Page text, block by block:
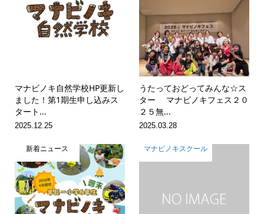
マナビノキ自然学校HP更新し
ました！第1期生申し込みス
タート...
2025.12.25
うたっておどってみんな☆ス
ター マナビノキフェス２０
２５無...
2025.03.28
新着ニュース マナビノキスクール